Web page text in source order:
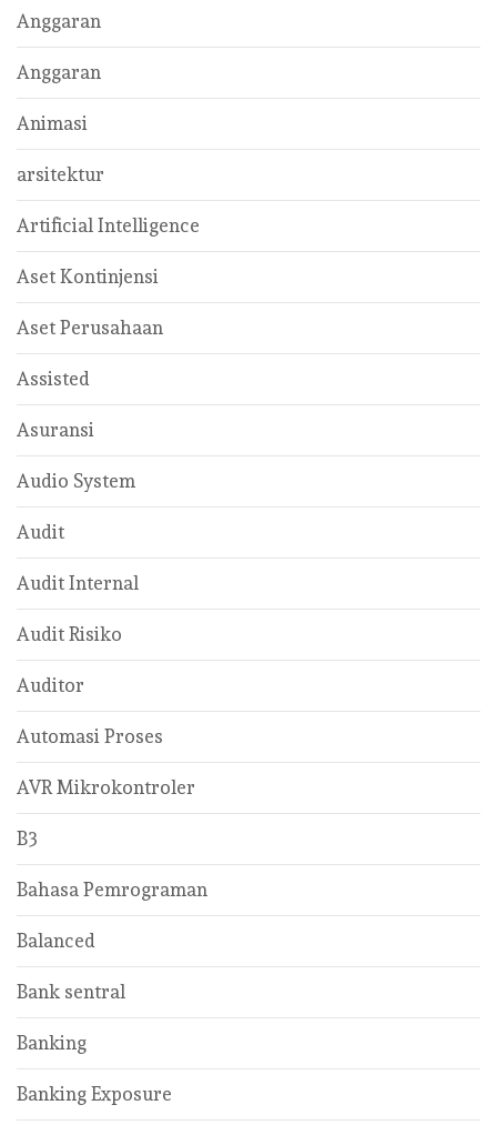
Anggaran
Anggaran
Animasi
arsitektur
Artificial Intelligence
Aset Kontinjensi
Aset Perusahaan
Assisted
Asuransi
Audio System
Audit
Audit Internal
Audit Risiko
Auditor
Automasi Proses
AVR Mikrokontroler
B3
Bahasa Pemrograman
Balanced
Bank sentral
Banking
Banking Exposure